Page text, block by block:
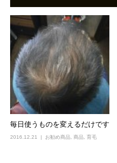
毎日使うものを変えるだけです
2016.12.21 お勧め商品 商品 育毛